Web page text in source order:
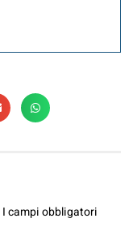
I campi obbligatori